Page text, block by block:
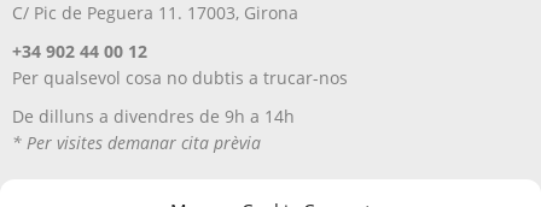
C/ Pic de Peguera 11. 17003, Girona
+34 902 44 00 12
Per qualsevol cosa no dubtis a trucar-nos
De dilluns a divendres de 9h a 14h
* Per visites demanar cita prèvia